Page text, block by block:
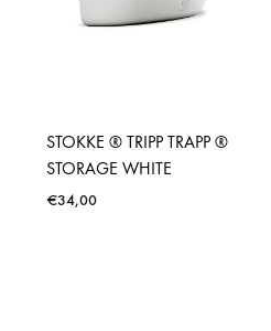
STOKKE ® TRIPP TRAPP ®
STORAGE WHITE
€34,00